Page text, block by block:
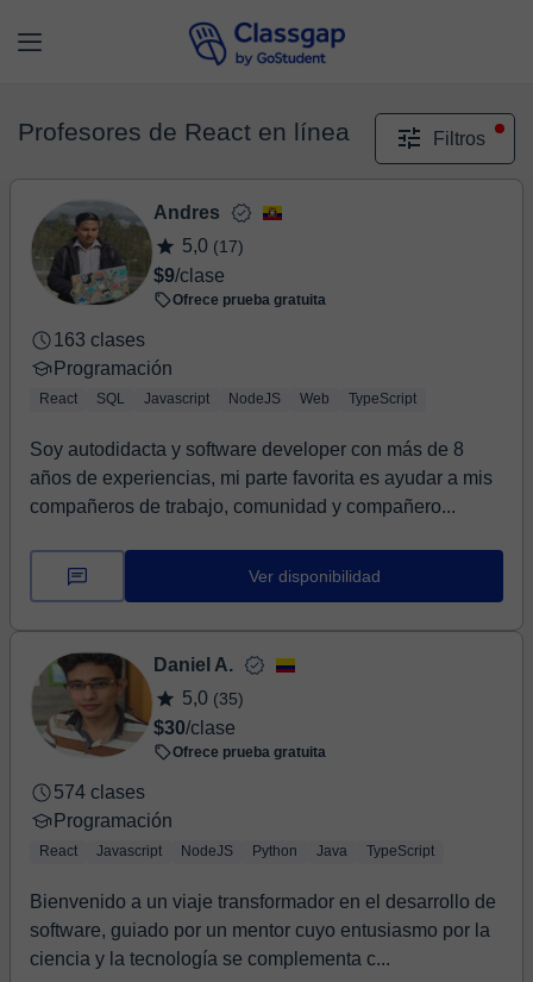
Profesores de React en línea Filtros
Andres
5,0 (17)
$9/clase
Ofrece prueba gratuita
163 clases
Programación
React SQL Javascript NodeJS Web TypeScript
Soy autodidacta y software developer con más de 8
años de experiencias, mi parte favorita es ayudar a mis
compañeros de trabajo, comunidad y compañero...
Ver disponibilidad
Daniel A.
5,0 (35)
$30/clase
Ofrece prueba gratuita
574 clases
Programación
React Javascript NodeJS Python Java TypeScript
Bienvenido a un viaje transformador en el desarrollo de
software, guiado por un mentor cuyo entusiasmo por la
ciencia y la tecnología se complementa c...